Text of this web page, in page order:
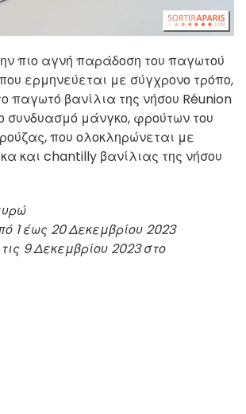
πιο αγνή παράδοση του παγωτού
ερμηνεύεται με σύγχρονο τρόπο,
παγωτό βανίλια της νήσου Réunion
συνδυασμό μάνγκο, φρούτων του
που ολοκληρώνεται με
και chantilly βανίλιας της νήσου
1 έως 20 Δεκεμβρίου 2023
9 Δεκεμβρίου 2023 στο